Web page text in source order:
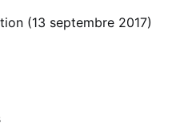
(13 septembre 2017)